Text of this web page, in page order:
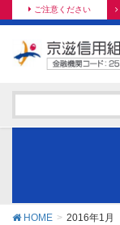
ご注意ください
HOME 2016年1月